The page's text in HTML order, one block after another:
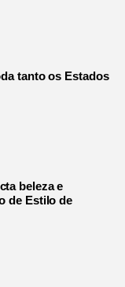
tanto os Estados
beleza e
de Estilo de